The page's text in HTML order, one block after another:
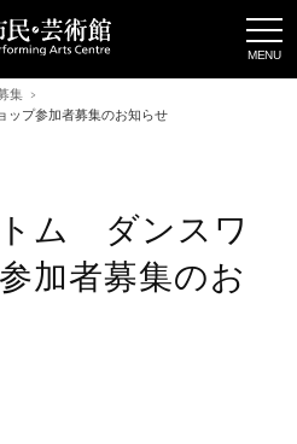
集
プ参加者募集のお知らせ
ム ダンスワ
加者募集のお